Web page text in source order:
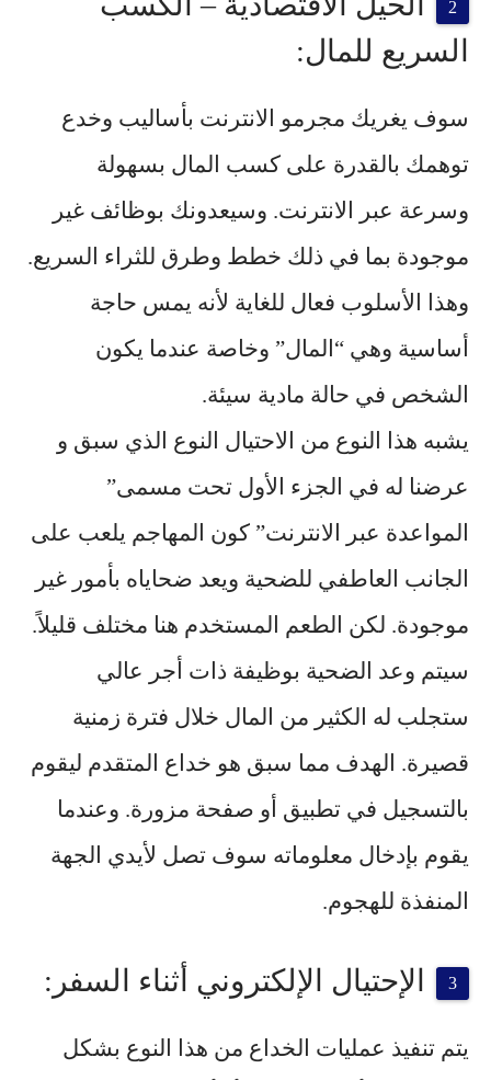
السريع للمال:
سوف يغريك مجرمو الانترنت بأساليب وخدع
توهمك بالقدرة على كسب المال بسهولة
وسرعة عبر الانترنت. وسيعدونك بوظائف غير
موجودة بما في ذلك خطط وطرق للثراء السريع.
وهذا الأسلوب فعال للغاية لأنه يمس حاجة
أساسية وهي “المال” وخاصة عندما يكون
الشخص في حالة مادية سيئة.
يشبه هذا النوع من الاحتيال النوع الذي سبق و
عرضنا له في الجزء الأول تحت مسمى”
المواعدة عبر الانترنت” كون المهاجم يلعب على
الجانب العاطفي للضحية ويعد ضحاياه بأمور غير
موجودة. لكن الطعم المستخدم هنا مختلف قليلاً.
سيتم وعد الضحية بوظيفة ذات أجر عالي
ستجلب له الكثير من المال خلال فترة زمنية
قصيرة. الهدف مما سبق هو خداع المتقدم ليقوم
بالتسجيل في تطبيق أو صفحة مزورة. وعندما
يقوم بإدخال معلوماته سوف تصل لأيدي الجهة
المنفذة للهجوم.
الإحتيال الإلكتروني أثناء السفر:
يتم تنفيذ عمليات الخداع من هذا النوع بشكل